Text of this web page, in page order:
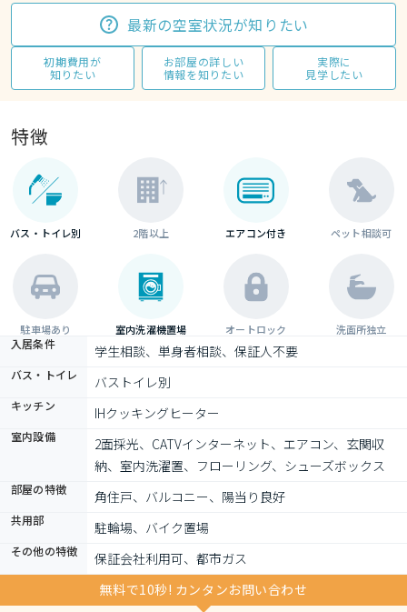
最新の空室状況が知りたい
初期費用が
知りたい
お部屋の詳しい
情報を知りたい
実際に
見学したい
特徴
バス・トイレ別 2階以上 エアコン付き ペット相談可
駐車場あり 室内洗濯機置場 オートロック 洗面所独立
入居条件 学生相談、単身者相談、保証人不要
バス・トイレ バストイレ別
キッチン IHクッキングヒーター
室内設備
2面採光、CATVインターネット、エアコン、玄関収
納、室内洗濯置、フローリング、シューズボックス
部屋の特徴 角住戸、バルコニー、陽当り良好
共用部 駐輪場、バイク置場
その他の特徴
保証会社利用可、都市ガス
無料で10秒! カンタンお問い合わせ